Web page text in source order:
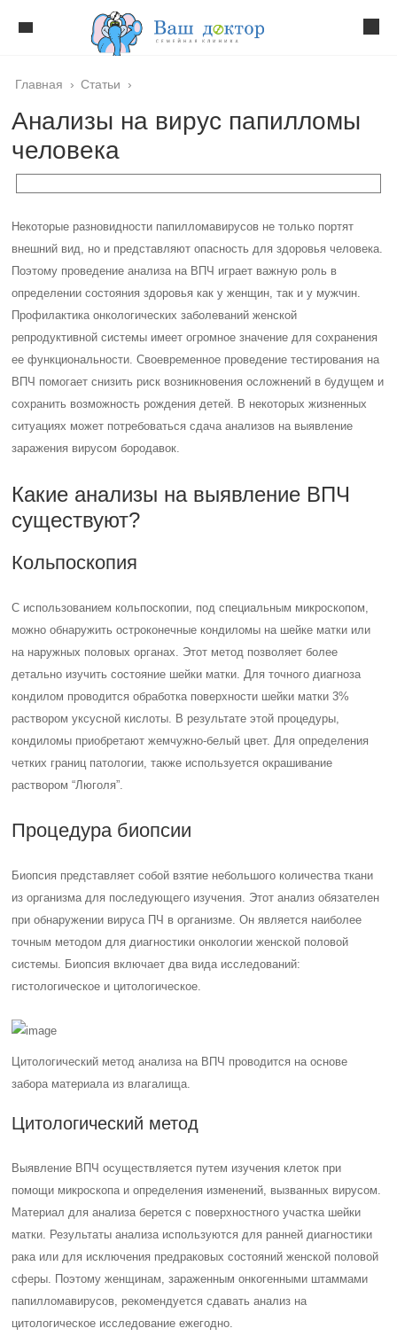
Главная › Статьи ›
Анализы на вирус папилломы
человека
Некоторые разновидности папилломавирусов не только портят
внешний вид, но и представляют опасность для здоровья человека.
Поэтому проведение анализа на ВПЧ играет важную роль в
определении состояния здоровья как у женщин, так и у мужчин.
Профилактика онкологических заболеваний женской
репродуктивной системы имеет огромное значение для сохранения
ее функциональности. Своевременное проведение тестирования на
ВПЧ помогает снизить риск возникновения осложнений в будущем и
сохранить возможность рождения детей. В некоторых жизненных
ситуациях может потребоваться сдача анализов на выявление
заражения вирусом бородавок.
Какие анализы на выявление ВПЧ
существуют?
Кольпоскопия
С использованием кольпоскопии, под специальным микроскопом,
можно обнаружить остроконечные кондиломы на шейке матки или
на наружных половых органах. Этот метод позволяет более
детально изучить состояние шейки матки. Для точного диагноза
кондилом проводится обработка поверхности шейки матки 3%
раствором уксусной кислоты. В результате этой процедуры,
кондиломы приобретают жемчужно-белый цвет. Для определения
четких границ патологии, также используется окрашивание
раствором “Люголя”.
Процедура биопсии
Биопсия представляет собой взятие небольшого количества ткани
из организма для последующего изучения. Этот анализ обязателен
при обнаружении вируса ПЧ в организме. Он является наиболее
точным методом для диагностики онкологии женской половой
системы. Биопсия включает два вида исследований:
гистологическое и цитологическое.
Цитологический метод анализа на ВПЧ проводится на основе
забора материала из влагалища.
Цитологический метод
Выявление ВПЧ осуществляется путем изучения клеток при
помощи микроскопа и определения изменений, вызванных вирусом.
Материал для анализа берется с поверхностного участка шейки
матки. Результаты анализа используются для ранней диагностики
рака или для исключения предраковых состояний женской половой
сферы. Поэтому женщинам, зараженным онкогенными штаммами
папилломавирусов, рекомендуется сдавать анализ на
цитологическое исследование ежегодно.